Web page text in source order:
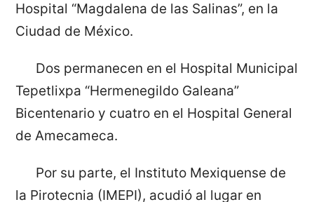
Hospital “Magdalena de las Salinas”, en la
Ciudad de México.
Dos permanecen en el Hospital Municipal
Tepetlixpa “Hermenegildo Galeana”
Bicentenario y cuatro en el Hospital General
de Amecameca.
Por su parte, el Instituto Mexiquense de
la Pirotecnia (IMEPI), acudió al lugar en